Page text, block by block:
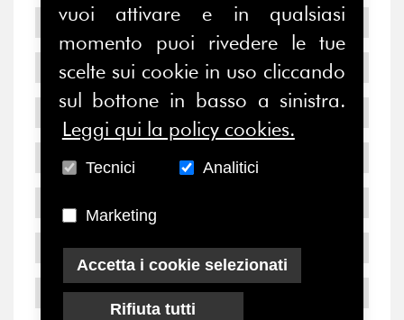
2023
2022
2021
2020
2018
2017
vuoi attivare e in qualsiasi
momento puoi rivedere le tue
scelte sui cookie in uso cliccando
sul bottone in basso a sinistra.
Leggi qui la policy cookies.
Tecnici Analitici
Marketing
Accetta i cookie selezionati
Rifiuta tutti